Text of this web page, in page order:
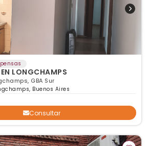
EN LONGCHAMPS
GBA Sur
Buenos Aires
Consultar